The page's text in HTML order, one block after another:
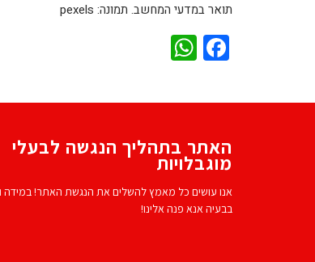
תואר במדעי המחשב. תמונה: pexels
Facebook
האתר בתהליך הנגשה לבעלי
מוגבלויות
אנו עושים כל מאמץ להשלים את הנגשת האתר! במידה
בבעיה אנא פנה אלינו!